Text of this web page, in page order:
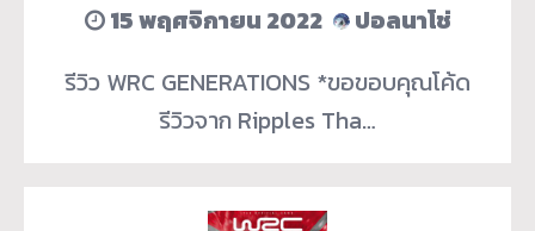
15 พฤศจิกายน 2022
ปอลนาโช่
รีวิว WRC GENERATIONS *ขอขอบคุณโค้ด
รีวิวจาก Ripples Tha…